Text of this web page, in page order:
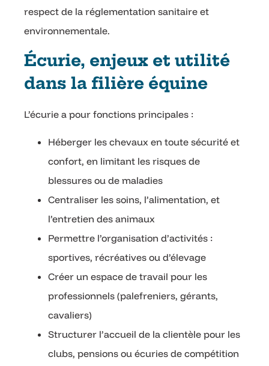
respect de la réglementation sanitaire et
environnementale.
Écurie, enjeux et utilité
dans la filière équine
L’écurie a pour fonctions principales :
Héberger les chevaux en toute sécurité et
confort, en limitant les risques de
blessures ou de maladies
Centraliser les soins, l’alimentation, et
l’entretien des animaux
Permettre l’organisation d’activités :
sportives, récréatives ou d’élevage
Créer un espace de travail pour les
professionnels (palefreniers, gérants,
cavaliers)
Structurer l’accueil de la clientèle pour les
clubs, pensions ou écuries de compétition